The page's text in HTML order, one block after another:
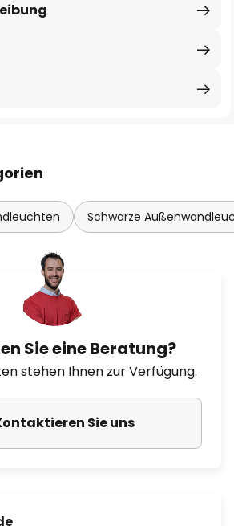
Schwarze
Sie eine Beratung?
stehen Ihnen zur Verfügung.
Sie uns